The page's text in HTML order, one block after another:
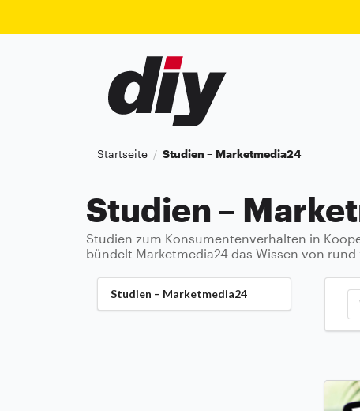
Startseite / Studien – Marketmedia24
Studien –
Studien zum Konsumentenverhalten in
bündelt Marketmedia24 das Wissen von rund
Studien – Marketmedia24